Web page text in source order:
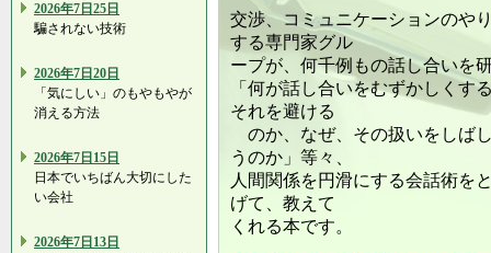
2026年7日25日
騙されない技術
2026年7日20日
「気にしい」のもやもやが
消える方法
2026年7日15日
日本でいちばん大切にした
い会社
2026年7日13日
交渉、コミュニケーションのや
する専門家グル
ープが、何千例もの話し合いを
「何が話し合いをむずかしくす
それを避ける
のか、なぜ、その扱いをしば
うのか」等々、
人間関係を円滑にする会話術を
げて、教えて
くれる本です。